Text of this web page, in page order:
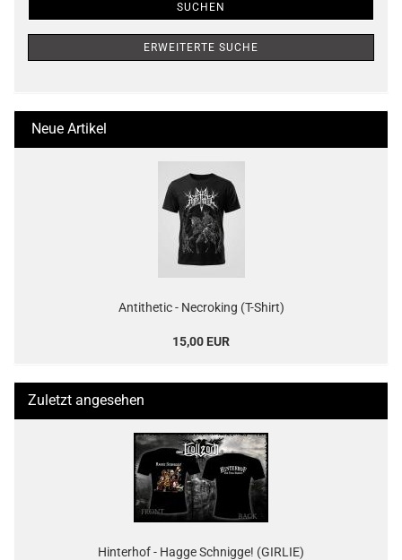
SUCHEN
ERWEITERTE SUCHE
Neue Artikel
Antithetic - Necroking (T-Shirt)
15,00 EUR
Zuletzt angesehen
Hinterhof - Hagge Schnigge! (GIRLIE)